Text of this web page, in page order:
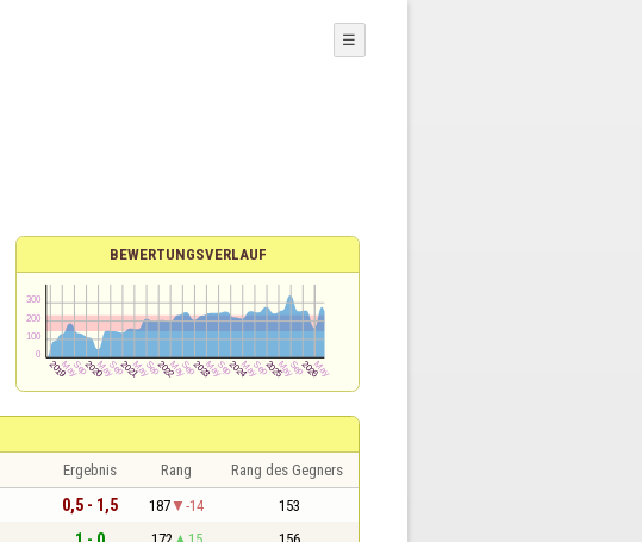
☰
BEWERTUNGSVERLAUF
Ergebnis Rang Rang des Gegners
0,5 - 1,5 187 -14 153